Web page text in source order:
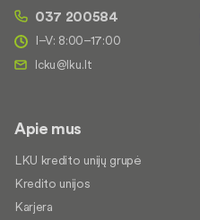
037 200584
I–V: 8:00–17:00
Apie mus
LKU kredito unijų grupė
Kredito unijos
Karjera